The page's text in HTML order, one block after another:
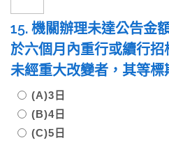
15. 機關辦理未達公告金
於六個月內重行或續行
未經重大改變者，其等標
(A)3日
(B)4日
(C)5日